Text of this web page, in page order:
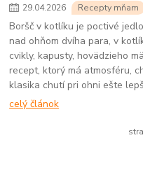
29.04.2026 Recepty mňam
Boršč v kotlíku je poctivé
nad ohňom dvíha para, v
cvikly, kapusty, hovädzieho
recept, ktorý má atmosféru,
klasika chutí pri ohni ešte
celý článok